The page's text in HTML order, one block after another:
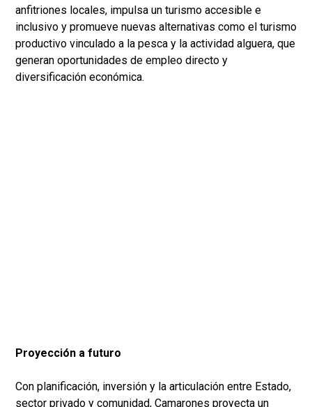
anfitriones locales, impulsa un turismo accesible e
inclusivo y promueve nuevas alternativas como el turismo
productivo vinculado a la pesca y la actividad alguera, que
generan oportunidades de empleo directo y
diversificación económica.
Proyección a futuro
Con planificación, inversión y la articulación entre Estado,
sector privado y comunidad, Camarones proyecta un